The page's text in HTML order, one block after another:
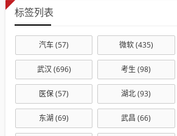
标签列表
汽车(57) 微软(435)
武汉 (696) 考生 (98)
医保(57) 湖北(93)
东湖 (69) 武昌 (66)